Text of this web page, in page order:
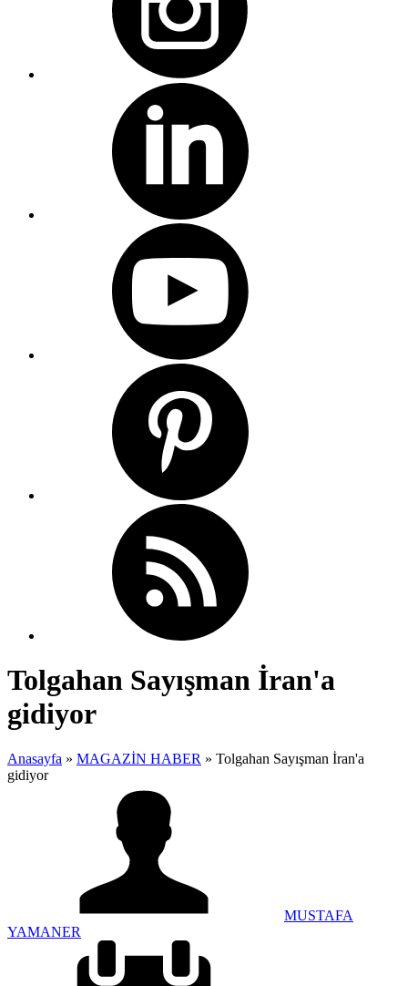
Tolgahan Sayışman İran'a
gidiyor
Anasayfa » MAGAZİN HABER » Tolgahan Sayışman İran'a
gidiyor
MUSTAFA
YAMANER